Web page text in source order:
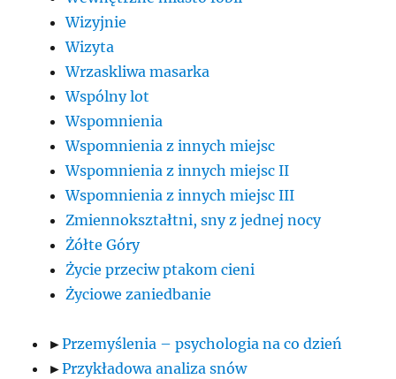
Wizyjnie
Wizyta
Wrzaskliwa masarka
Wspólny lot
Wspomnienia
Wspomnienia z innych miejsc
Wspomnienia z innych miejsc II
Wspomnienia z innych miejsc III
Zmiennokształtni, sny z jednej nocy
Żółte Góry
Życie przeciw ptakom cieni
Życiowe zaniedbanie
►Przemyślenia – psychologia na co dzień
►Przykładowa analiza snów